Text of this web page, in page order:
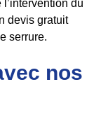
du
devis gratuit
serrure.
nos